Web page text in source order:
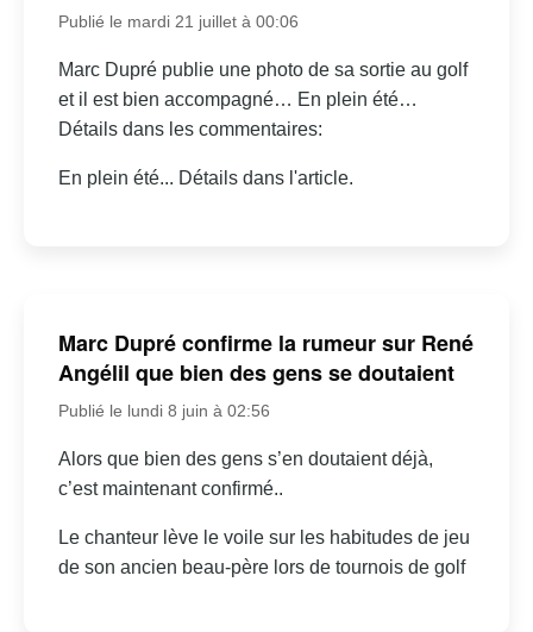
Publié le mardi 21 juillet à 00:06
Marc Dupré publie une photo de sa sortie au golf
et il est bien accompagné… En plein été…
Détails dans les commentaires:
En plein été... Détails dans l'article.
Marc Dupré confirme la rumeur sur René
Angélil que bien des gens se doutaient
Publié le lundi 8 juin à 02:56
Alors que bien des gens s’en doutaient déjà,
c’est maintenant confirmé..
Le chanteur lève le voile sur les habitudes de jeu
de son ancien beau-père lors de tournois de golf